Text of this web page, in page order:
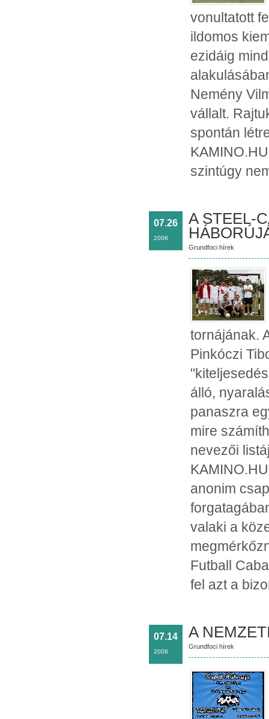
vonultatott
ildomos
ezidáig
Nemény
vállalt.
spontán
szintúgy
07.26
2008
A STEEL-
Grundfoci hírek
tornájának.
Pinkóczi
álló,
panaszra
mire
nevezői
anonim
valaki a
Futball
fel azt a
07.14
2008
A
Grundfoci hírek